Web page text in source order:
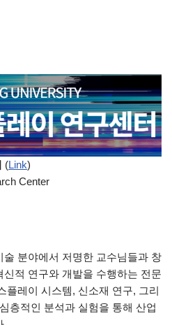
(Link)
Center
분야에서 저명한 교수님들과 창
적 연구와 개발을 수행하는 전문
플레이 시스템, 신소재 연구, 그리
층적인 분석과 실험을 통해 산업